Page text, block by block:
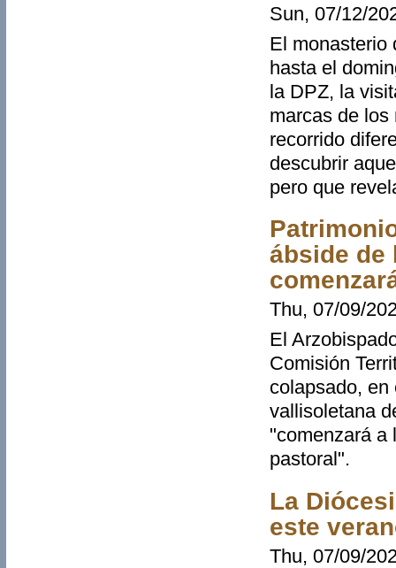
Sun, 07/12/
El monasterio
hasta el
la DPZ, la
marcas de los
recorrido
descubrir
pero que
ábside de
Thu, 07/09/
El
Comisión
colapsado,
vallisoletana
"comenzará a
pastoral".
La
este
Thu, 07/09/